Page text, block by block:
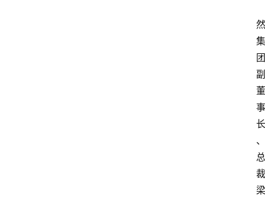
然
集
团
副
董
事
长
、
总
裁
梁